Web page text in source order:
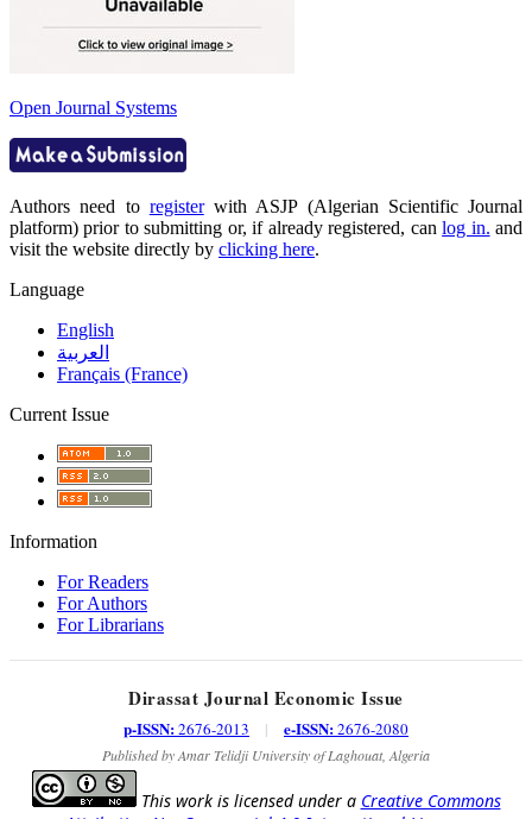
Open Journal Systems
Authors need to registerwith ASJP (Algerian Scientific Journal
platform) prior to submitting or, if already registered, canlog in. and
visit the website directly by clicking here.
Language
English
العربية
Français (France)
Current Issue
Information
For Readers
For Authors
For Librarians
Dirassat Journal Economic Issue
p-ISSN:2676-2013 | e-ISSN:2676-2080
Published by Amar Telidji University of Laghouat, Algeria
This work is licensed under a Creative Commons